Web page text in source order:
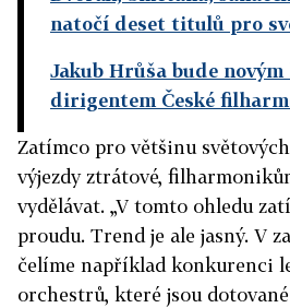
natočí deset titulů pro
Jakub Hrůša bude
dirigentem České
Zatímco pro většinu
výjezdy ztrátové,
vydělávat. „V tomto ohledu
proudu. Trend je ale jasný. V
čelíme například konkurenci
orchestrů, které jsou